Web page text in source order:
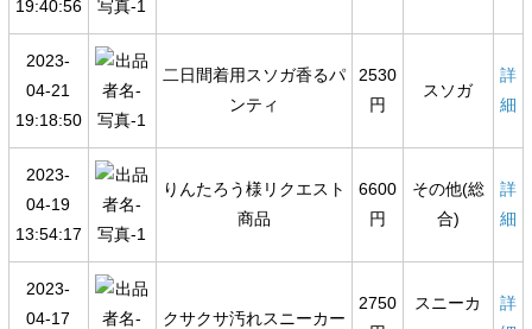
19:40:56
2023-
04-21
19:18:50
二日間着用スソガ香るパ
ンティ
2530
円
スソガ
詳
細
2023-
04-19
13:54:17
りんたろう様リクエスト
商品
6600
円
その他(総
合)
詳
細
2023-
04-17
クサクサ汚れスニーカー
2750
スニーカ
詳